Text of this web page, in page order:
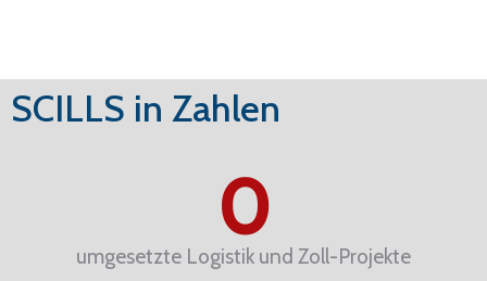
SCILLS in Zahlen
0
umgesetzte Logistik und Zoll-Projekte